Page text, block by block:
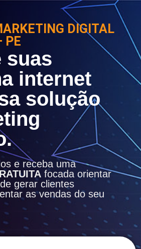
DIGITAL
PE
suas
internet
solução
e receba uma
focada orientar
gerar clientes
as vendas do seu